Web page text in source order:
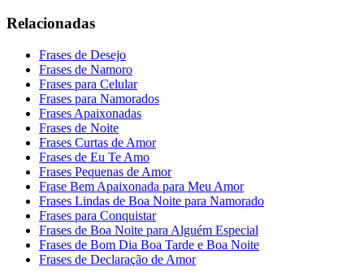
Relacionadas
Frases de Desejo
Frases de Namoro
Frases para Celular
Frases para Namorados
Frases Apaixonadas
Frases de Noite
Frases Curtas de Amor
Frases de Eu Te Amo
Frases Pequenas de Amor
Frase Bem Apaixonada para Meu Amor
Frases Lindas de Boa Noite para Namorado
Frases para Conquistar
Frases de Boa Noite para Alguém Especial
Frases de Bom Dia Boa Tarde e Boa Noite
Frases de Declaração de Amor